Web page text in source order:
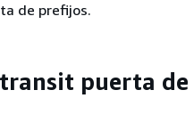
de prefijos.
puerta de